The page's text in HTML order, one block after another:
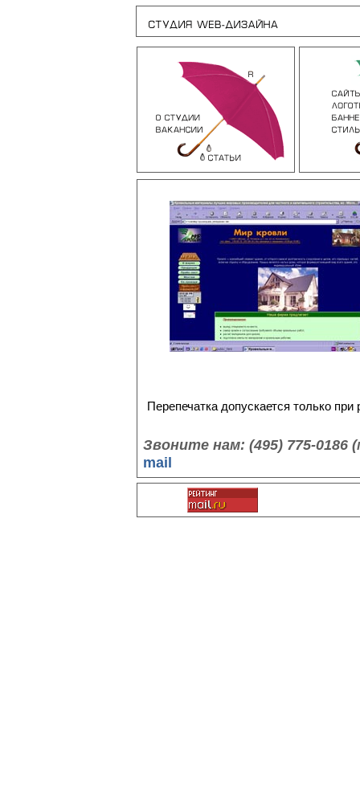
Перепечатка допускается только
Звоните нам: (495) 775-
mail